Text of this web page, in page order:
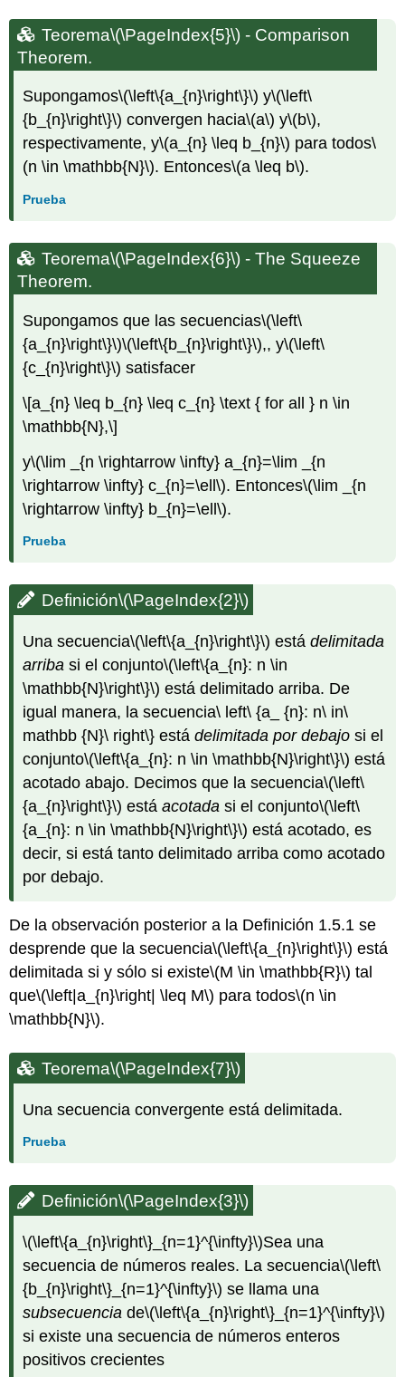
Teorema\(\PageIndex{5}\) - Comparison
Theorem.
Supongamos\(\left\{a_{n}\right\}\) y\(\left\
{b_{n}\right\}\) convergen hacia\(a\) y\(b\),
respectivamente, y\(a_{n} \leq b_{n}\) para todos\
(n \in \mathbb{N}\). Entonces\(a \leq b\).
Prueba
Teorema\(\PageIndex{6}\) - The Squeeze
Theorem.
Supongamos que las secuencias\(\left\
{a_{n}\right\}\)\(\left\{b_{n}\right\}\),, y\(\left\
{c_{n}\right\}\) satisfacer
\[a_{n} \leq b_{n} \leq c_{n} \text { for all } n \in
\mathbb{N},\]
y\(\lim _{n \rightarrow \infty} a_{n}=\lim _{n
\rightarrow \infty} c_{n}=\ell\). Entonces\(\lim _{n
\rightarrow \infty} b_{n}=\ell\).
Prueba
Definición\(\PageIndex{2}\)
Una secuencia\(\left\{a_{n}\right\}\) estádelimitada
arriba si el conjunto\(\left\{a_{n}: n \in
\mathbb{N}\right\}\) está delimitado arriba. De
igual manera, la secuencia\ left\ {a_ {n}: n\ in\
mathbb {N}\ right\} estádelimitada por debajo si el
conjunto\(\left\{a_{n}: n \in \mathbb{N}\right\}\) está
acotado abajo. Decimos que la secuencia\(\left\
{a_{n}\right\}\) estáacotada si el conjunto\(\left\
{a_{n}: n \in \mathbb{N}\right\}\) está acotado, es
decir, si está tanto delimitado arriba como acotado
por debajo.
De la observación posterior a la Definición 1.5.1 se
desprende que la secuencia\(\left\{a_{n}\right\}\) está
delimitada si y sólo si existe\(M \in \mathbb{R}\) tal
que\(\left|a_{n}\right| \leq M\) para todos\(n \in
\mathbb{N}\).
Teorema\(\PageIndex{7}\)
Una secuencia convergente está delimitada.
Prueba
Definición\(\PageIndex{3}\)
\(\left\{a_{n}\right\}_{n=1}^{\infty}\)Sea una
secuencia de números reales. La secuencia\(\left\
{b_{n}\right\}_{n=1}^{\infty}\) se llama una
subsecuencia de\(\left\{a_{n}\right\}_{n=1}^{\infty}\)
si existe una secuencia de números enteros
positivos crecientes